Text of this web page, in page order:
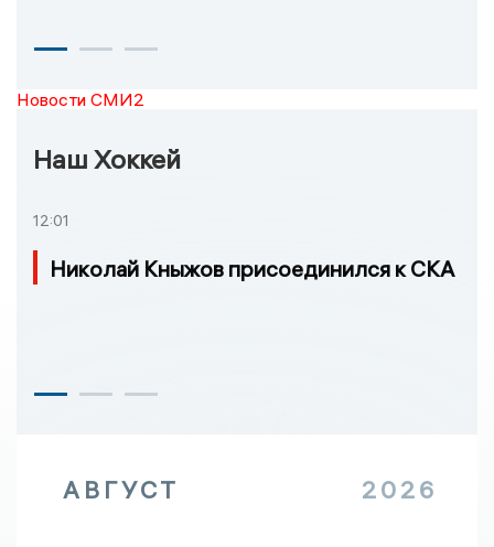
Новости СМИ2
Наш Хоккей
12:01
Николай Кныжов присоединился к СКА
АВГУСТ 2026